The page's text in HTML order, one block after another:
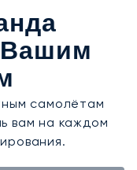
Вашим
самолётам
вам на каждом